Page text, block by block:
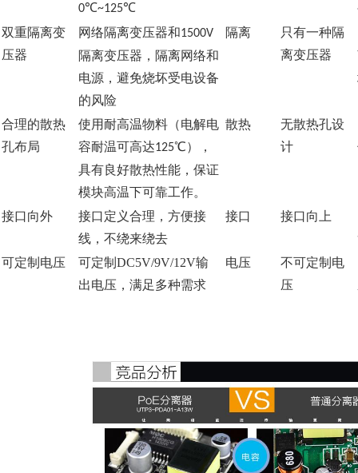
0℃~125℃
双重隔离变
压器
网络隔离变压器和1500V
隔离变压器 ，隔离网络和
电源，避免烧坏受电设备
的风险
隔离
只有一种隔
离变压器
合理的散热
孔布局
使用耐高温物料（电解电
容耐温可高达125℃），
具有良好散热性能，保证
模块高温下可靠工作。
散热
无散热孔设
计
接口向外
接口定义合理，方便接
线，不绕来绕去
接口
接口向上
可定制电压
可定制DC5V/9V/12V输
出电压，满足多种需求
电压
不可定制电
压